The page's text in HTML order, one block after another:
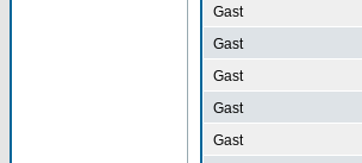
Gast
Gast
Gast
Gast
Gast